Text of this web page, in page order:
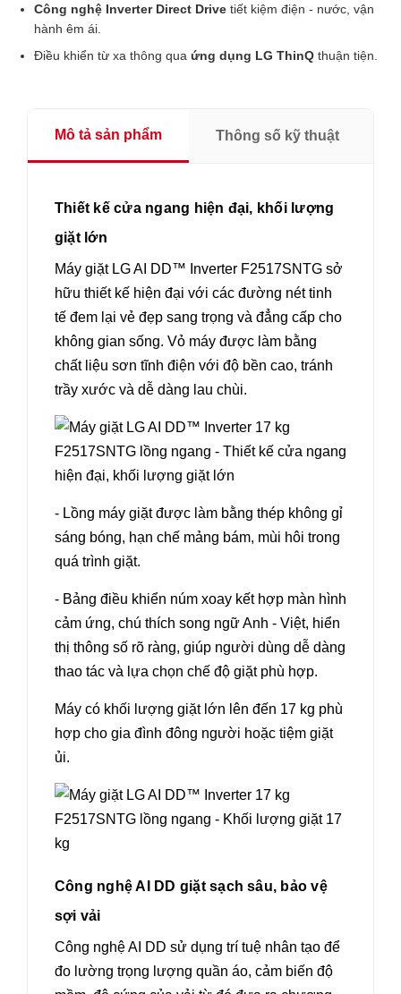
Công nghệ Inverter Direct Drive tiết kiệm điện - nước, vận
hành êm ái.
Điều khiển từ xa thông qua ứng dụng LG ThinQ thuận tiện.
Mô tả sản phẩm Thông số kỹ thuật
Thiết kế cửa ngang hiện đại, khối lượng
giặt lớn
Máy giặt LG AI DD™ Inverter F2517SNTG sở
hữu thiết kế hiện đại với các đường nét tinh
tế đem lại vẻ đẹp sang trọng và đẳng cấp cho
không gian sống. Vỏ máy được làm bằng
chất liệu sơn tĩnh điện với độ bền cao, tránh
trầy xước và dễ dàng lau chùi.
- Lồng máy giặt được làm bằng thép không gỉ
sáng bóng, hạn chế mảng bám, mùi hôi trong
quá trình giặt.
- Bảng điều khiển núm xoay kết hợp màn hình
cảm ứng, chú thích song ngữ Anh - Việt, hiển
thị thông số rõ ràng, giúp người dùng dễ dàng
thao tác và lựa chọn chế độ giặt phù hợp.
Máy có khối lượng giặt lớn lên đến 17 kg phù
hợp cho gia đình đông người hoặc tiệm giặt
ủi.
Công nghệ AI DD giặt sạch sâu, bảo vệ
sợi vải
Công nghệ AI DD sử dụng trí tuệ nhân tạo để
đo lường trọng lượng quần áo, cảm biến độ